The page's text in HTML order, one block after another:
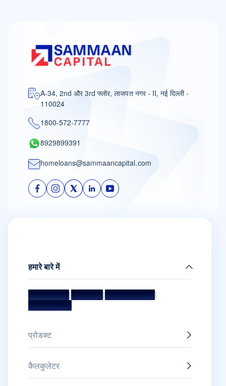
A-34, 2nd और 3rd फ्लोर, लाजपत नगर - II, नई दिल्ली -
110024
1800-572-7777
8929899391
homeloans@sammaancapital.com
हमारे बारे में
मिशन और विज़न|मैनेजमेंट टीम|बोर्ड ऑफ डायरेक्टर्स|
अवॉर्ड और सम्मान
प्रोडक्ट
कैलकुलेटर